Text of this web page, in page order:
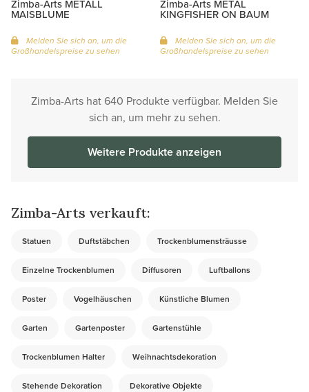
Zimba-Arts METALL
MAISBLUME
Melden Sie sich an, um die
Großhandelspreise zu sehen
Zimba-Arts METAL
KINGFISHER ON BAUM
Melden Sie sich an, um die
Großhandelspreise zu sehen
Zimba-Arts hat 640 Produkte verfügbar. Melden Sie
sich an, um mehr zu sehen.
Weitere Produkte anzeigen
Zimba-Arts verkauft:
Statuen Duftstäbchen Trockenblumensträusse
Einzelne Trockenblumen Diffusoren Luftballons
Poster Vogelhäuschen Künstliche Blumen
Garten Gartenposter Gartenstühle
Trockenblumen Halter Weihnachtsdekoration
Stehende Dekoration Dekorative Objekte